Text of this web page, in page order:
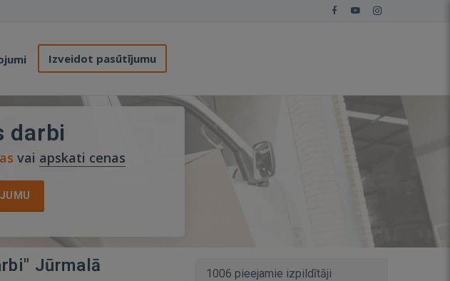
Izveidot pasūtījumu
darbi
vai apskati cenas
Jūrmalā 1006 pieejamie izpildītāji